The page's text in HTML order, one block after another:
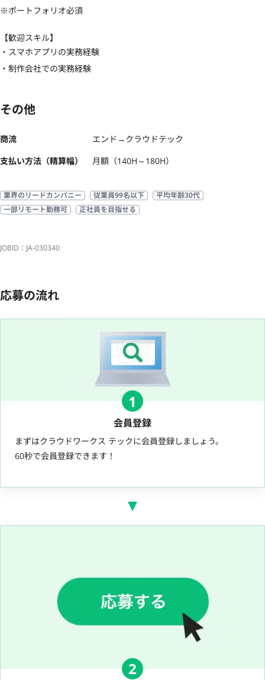
※ポートフォリオ必須
【歓迎スキル】
・スマホアプリの実務経験
・制作会社での実務経験
その他
商流
エンド→クラウドテック
支払い方法（精算幅）
月額（140H～180H）
業界のリードカンパニー 従業員99名以下
平均年齢30代
一部リモート勤務可
正社員を目指せる
JOBID：JA-030340
応募の流れ
1
会員登録
まずはクラウドワークス テックに会員登録しましょう。
60秒で会員登録できます！
2